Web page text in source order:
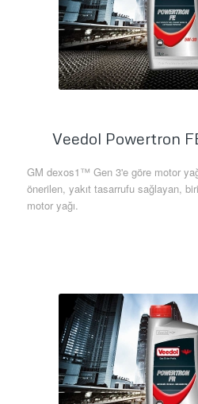
Veedol Powertron
GM dexos1™ Gen 3'e göre motor
önerilen, yakıt tasarrufu sağlayan,
motor yağı.